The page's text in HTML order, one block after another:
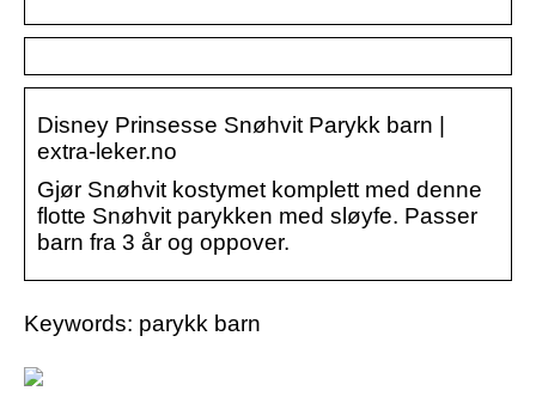
Disney Prinsesse Snøhvit Parykk barn |
extra-leker.no
Gjør Snøhvit kostymet komplett med denne
flotte Snøhvit parykken med sløyfe. Passer
barn fra 3 år og oppover.
Keywords: parykk barn